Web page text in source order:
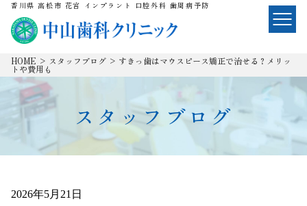
香川県 高松市 花宮 インプラント 口腔外科 歯周病予防
HOME > スタッフブログ > すきっ歯はマウスピース矯正で治せる？メリッ
トや費用も
スタッフブログ
2026年5月21日